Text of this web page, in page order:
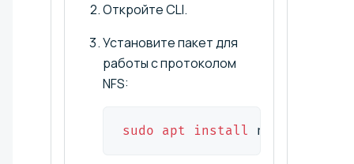
Откройте CLI.
Установите пакет для
работы с протоколом
NFS:
sudo apt install nfs-common